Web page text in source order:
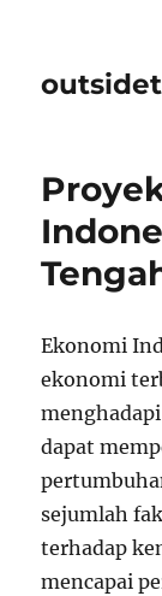
Ekonomi
ekonomi
dapat
sejumlah
terhadap
mencapai